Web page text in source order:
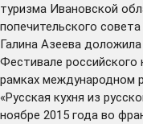
туризма Ивановской
попечительского
Галина Азеева
Фестивале
рамках международном
«Русская кухня из
ноябре 2015 года во